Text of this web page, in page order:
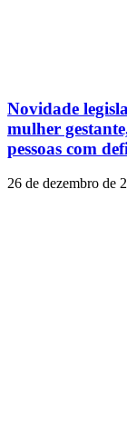
Novidade
mulher
pessoas com
26 de dezembro de